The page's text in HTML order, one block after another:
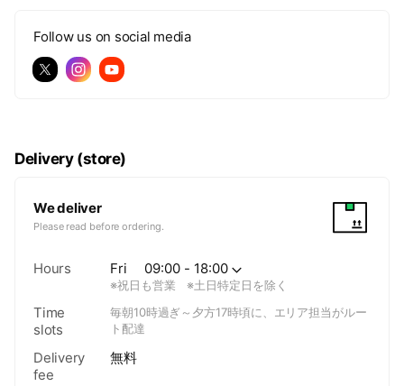
Follow us on social media
Delivery (store)
We deliver
Please read before ordering.
Hours Fri 09:00 - 18:00
※祝日も営業 ※土日特定日を除く
Time
slots
毎朝10時過ぎ～夕方17時頃に、エリア担当がルー
ト配達
Delivery
fee
無料